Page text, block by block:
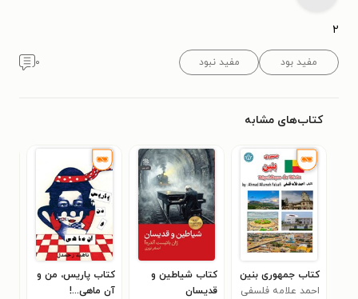
۲
مفید بود مفید نبود ۰
کتاب‌های مشابه
کتاب جمهوری بنین
احمد علامه فلسفی
کتاب شیاطین و
قدیسان
کتاب پاریس، من و
آن ماهی...!